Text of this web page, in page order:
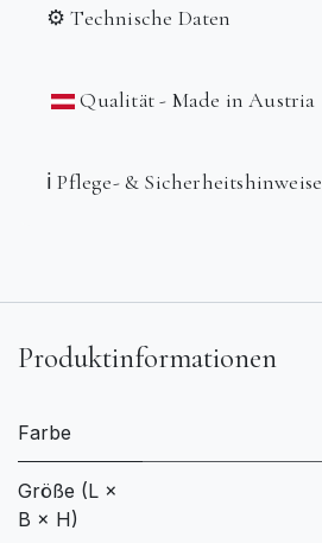
⚙️ Technische Daten
Qualität - Made in Austria
ℹ️ Pflege- & Sicherheitshinweise
Produktinformationen
Farbe
Größe (L ×
B × H)